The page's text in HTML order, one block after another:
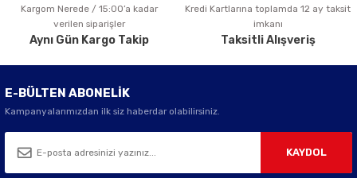
Gönder
Kargom Nerede / 15:00’a kadar
verilen siparişler
Aynı Gün Kargo Takip
Kredi Kartlarına toplamda 12 ay taksit
imkanı
Taksitli Alışveriş
E-BÜLTEN ABONELİK
Kampanyalarımızdan ilk siz haberdar olabilirsiniz.
KAYDOL